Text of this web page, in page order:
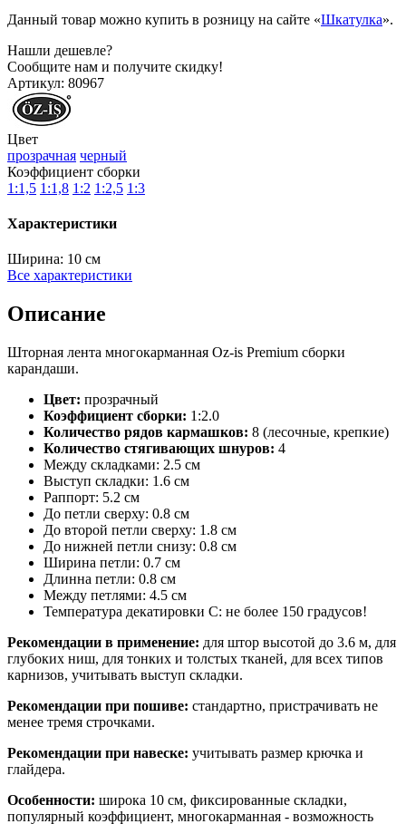
Данный товар можно купить в розницу на сайте «Шкатулка».
Нашли дешевле?
Сообщите нам и получите скидку!
Артикул: 80967
Цвет
прозрачная черный
Коэффициент сборки
1:1,5 1:1,8 1:2 1:2,5 1:3
Характеристики
Ширина: 10 см
Все характеристики
Описание
Шторная лента многокарманная Oz-is Premium сборки
карандаши.
Цвет: прозрачный
Коэффициент сборки: 1:2.0
Количество рядов кармашков: 8 (лесочные, крепкие)
Количество стягивающих шнуров: 4
Между складками: 2.5 см
Выступ складки: 1.6 см
Раппорт: 5.2 см
До петли сверху: 0.8 см
До второй петли сверху: 1.8 см
До нижней петли снизу: 0.8 см
Ширина петли: 0.7 см
Длинна петли: 0.8 см
Между петлями: 4.5 см
Температура декатировки С: не более 150 градусов!
Рекомендации в применение: для штор высотой до 3.6 м, для
глубоких ниш, для тонких и толстых тканей, для всех типов
карнизов, учитывать выступ складки.
Рекомендации при пошиве: стандартно, пристрачивать не
менее тремя строчками.
Рекомендации при навеске: учитывать размер крючка и
глайдера.
Особенности: широка 10 см, фиксированные складки,
популярный коэффициент, многокарманная - возможность